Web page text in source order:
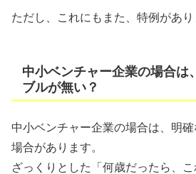
ただし、これにもまた、特例があり
中小ベンチャー企業の場合は
ブルが無い？
中小ベンチャー企業の場合は、明
場合があります。
ざっくりとした「何歳だったら、